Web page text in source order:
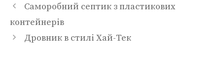
Саморобний септик з пластикових
контейнерів
Дровник в стилі Хай-Тек